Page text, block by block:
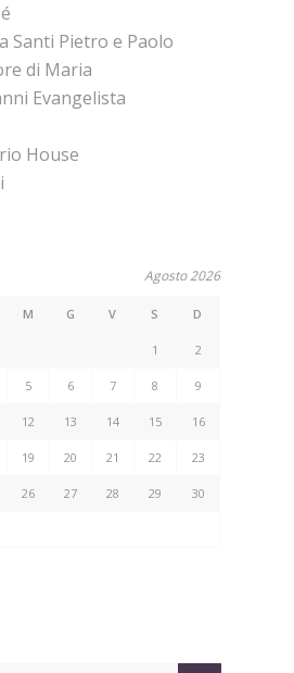
Santi Pietro e Paolo
di Maria
Evangelista
House
Agosto 2026
M G V S D
1 2
5 6 7 8 9
12 13 14 15 16
19 20 21 22 23
26 27 28 29 30